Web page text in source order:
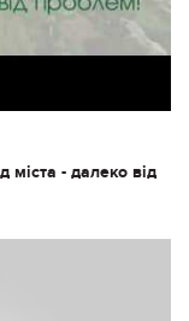
міста - далеко від